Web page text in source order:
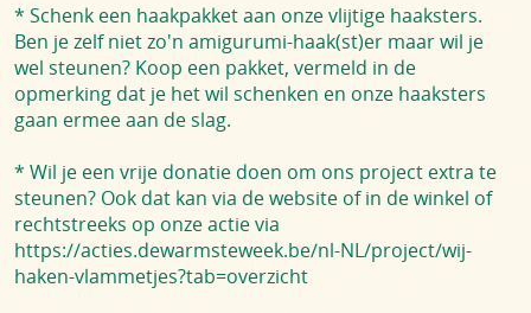
* Schenk een haakpakket aan onze vlijtige haaksters.
Ben je zelf niet zo'n amigurumi-haak(st)er maar wil je
wel steunen? Koop een pakket, vermeld in de
opmerking dat je het wil schenken en onze haaksters
gaan ermee aan de slag.
* Wil je een vrije donatie doen om ons project extra te
steunen? Ook dat kan via de website of in de winkel of
rechtstreeks op onze actie via
https://acties.dewarmsteweek.be/nl-NL/project/wij-
haken-vlammetjes?tab=overzicht